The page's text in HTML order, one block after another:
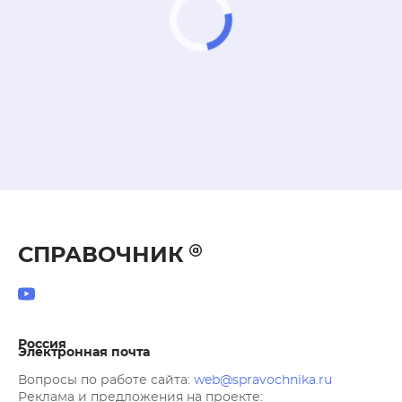
СПРАВОЧНИК
Россия
Электронная почта
Вопросы по работе сайта: web@spravochnika.ru
Реклама и предложения на проекте: